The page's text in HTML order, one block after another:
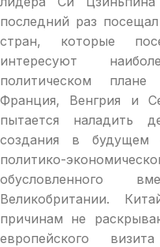
последний раз
стран, которые
интересуют
политическом
Франция, Венгрия и
пытается наладить
создания в
политико-
обусловленного
Великобритании.
причинам не
европейского